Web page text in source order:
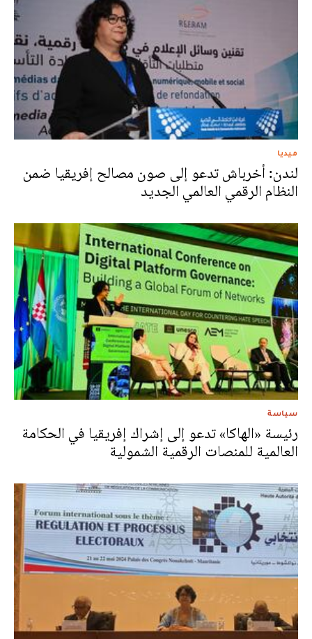
ميديا
لندن: أخرباش تدعو إلى صون مصالح إفريقيا ضمن
النظام الرقمي العالمي الجديد
سياسة
رئيسة «الهاكا» تدعو إلى إشراك إفريقيا في الحكامة
العالمية للمنصات الرقمية الشمولية